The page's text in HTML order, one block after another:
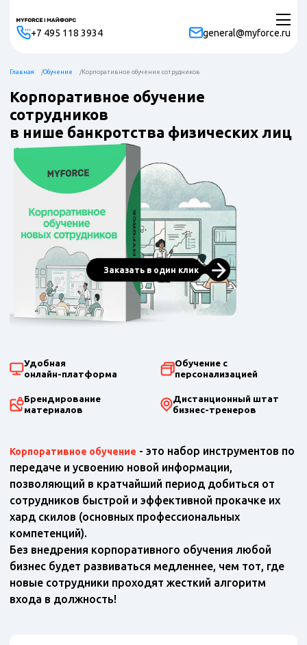
+7 495 118 3934 general@myforce.ru
Главная Обучение Корпоративное обучение сотрудников
Корпоративное обучение
сотрудников
в нише банкротства физических лиц
Заказать в один клик
Удобная
онлайн-платформа
Обучение с
персонализацией
Брендирование
материалов
Дистанционный штат
бизнес-тренеров
Корпоративное обучение - это набор инструментов по
передаче и усвоению новой информации,
позволяющий в кратчайший период добиться от
сотрудников быстрой и эффективной прокачке их
хард скилов (основных профессиональных
компетенций).
Без внедрения корпоративного обучения любой
бизнес будет развиваться медленнее, чем тот, где
новые сотрудники проходят жесткий алгоритм
входа в должность!